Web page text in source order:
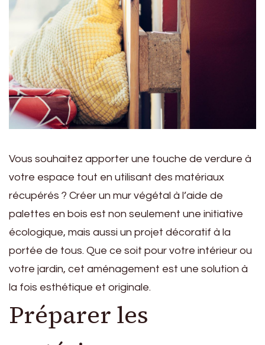
Vous souhaitez apporter une touche de verdure à
votre espace tout en utilisant des matériaux
récupérés ? Créer un mur végétal à l’aide de
palettes en bois est non seulement une initiative
écologique, mais aussi un projet décoratif à la
portée de tous. Que ce soit pour votre intérieur ou
votre jardin, cet aménagement est une solution à
la fois esthétique et originale.
Préparer les